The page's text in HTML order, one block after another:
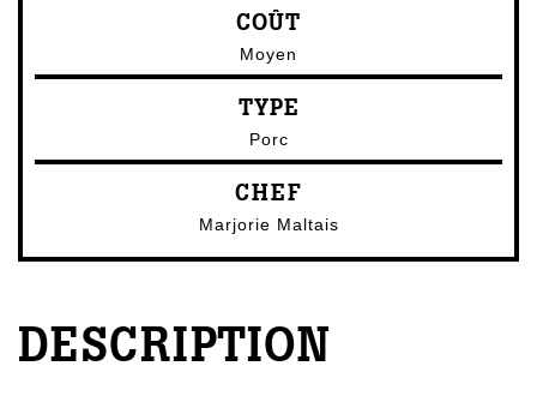
COÛT
Moyen
TYPE
Porc
CHEF
Marjorie Maltais
DESCRIPTION